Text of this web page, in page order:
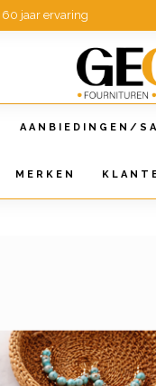
jaar ervaring
AANBIEDINGEN/
MERKEN